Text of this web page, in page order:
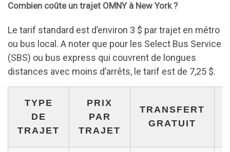
Combien coûte un trajet OMNY à New York ?
Le tarif standard est d’environ 3 $ par trajet en métro
ou bus local. A noter que pour les Select Bus Service
(SBS) ou bus express qui couvrent de longues
distances avec moins d’arrêts, le tarif est de 7,25 $.
TYPE
DE
TRAJET
PRIX
PAR
TRAJET
TRANSFERT
GRATUIT